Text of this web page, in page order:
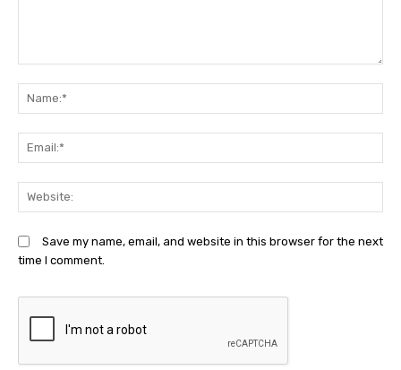
Save my name, email, and website in this browser for the next
time I comment.